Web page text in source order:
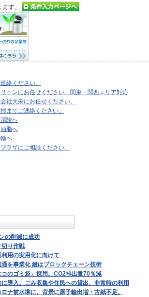
す。
絡ください。
ーンにお任せください。関東・関西エリア対応
社大栄にお任せください。
までご連絡ください。
陵へ
脂へ
へ
ラザにご相談ください。
の削減に成功
切り作戦
利用の実用化に向けて
通を事業化 鍵はブロックチェーン技術
コのゴミ袋」採用。CO2排出量70％減
導入。ごみ収集や住民への貸出、非常時の利用
ナ前水準に。背景に原子輸出増・古紙不足。